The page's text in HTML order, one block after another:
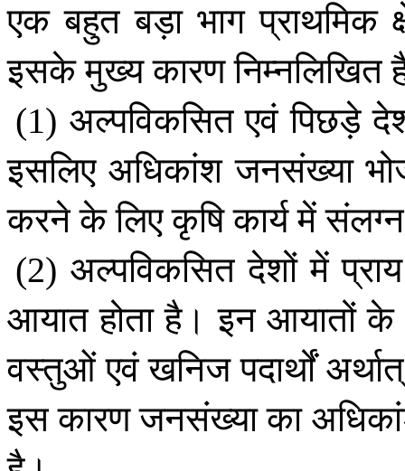
एक बहुत बड़ा भाग प्राथमिक
इसकेमुख्यकारणनिम्नलिखित
(1) अल्पविकसित एवं पिछड़े
इसलिए अधिकांश जनसंख्या
करनेकेलिएकृषिकार्यमेंसंलग्न
(2) अल्पविकसित देशों में
आयात होता है। इन आयातों के
वस्तुओंएवंखनिजपदार्थों अर्थात्
इसकारणजनसंख्याका